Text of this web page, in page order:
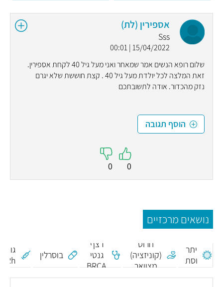
אספירין (לת)
Sss
15/04/2022 | 00:01
שלום רופא הנשים אמר שמאחר ואני מעל גיל 40 לקחת אספירין.
זאת המלצה לכל יולדת מעל גיל 40 . קצת חוששת שלא יגרם
נזק מהכדור. אודה לתשובתכם
הוסף תגובה
0
0
נושאים מרכזיים
יתר
וסת
חרוט
(קוניזציה)
מצוואר
הרחם
רצף
גנטי
BRCA
בוסרלין
גורם
אנטי